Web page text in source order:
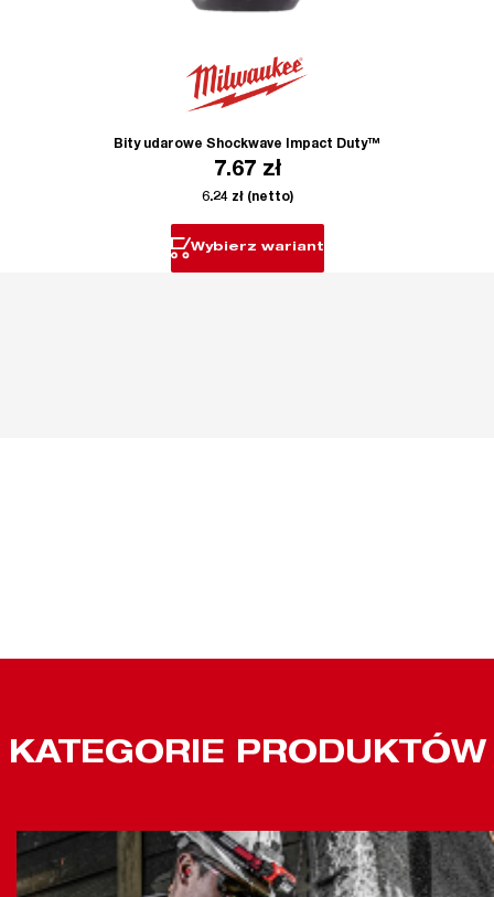
Bity udarowe Shockwave Impact Duty™
7.67 zł
6.24 zł(netto)
Wybierz wariant
KATEGORIE PRODUKTÓW